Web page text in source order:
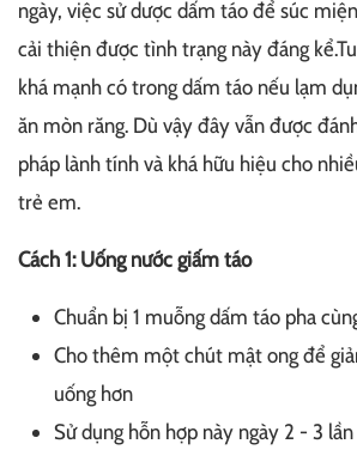
ngày, việc sử dược dấm táo để súc
cải thiện được tình trạng này đáng
khá mạnh có trong dấm táo nếu lạm
ăn mòn răng. Dù vậy đây vẫn được
pháp lành tính và khá hữu hiệu cho
trẻ em.
Cách 1: Uống nước giấm táo
Chuẩn bị 1 muỗng dấm táo pha
Cho thêm một chút mật ong để
uống hơn
Sử dụng hỗn hợp này ngày 2 - 3